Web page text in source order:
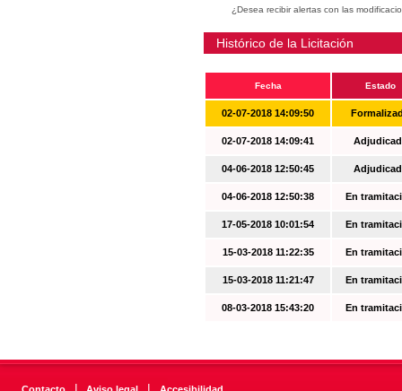
¿Desea recibir alertas con las
Histórico de la Licitación
Fecha Estado
02-07-2018 14:09:50
02-07-2018 14:09:41
04-06-2018 12:50:45
04-06-2018 12:50:38 En
17-05-2018 10:01:54 En
15-03-2018 11:22:35 En
15-03-2018 11:21:47 En
08-03-2018 15:43:20 En